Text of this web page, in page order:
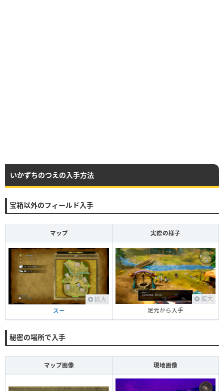
いかずちのつえの入手方法
宝箱以外のフィールド入手
マップ 実際の様子
拡大
スー
拡大
足元から入手
秘密の場所で入手
マップ画像 現地画像